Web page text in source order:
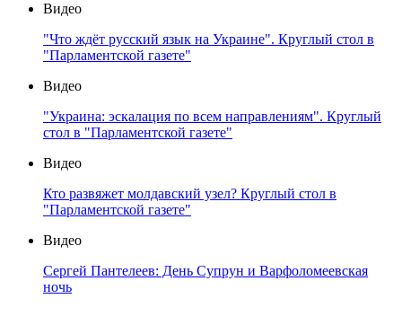
Видео
"Что ждёт русский язык на Украине". Круглый стол в
"Парламентской газете"
Видео
"Украина: эскалация по всем направлениям". Круглый
стол в "Парламентской газете"
Видео
Кто развяжет молдавский узел? Круглый стол в
"Парламентской газете"
Видео
Сергей Пантелеев: День Супрун и Варфоломеевская
ночь